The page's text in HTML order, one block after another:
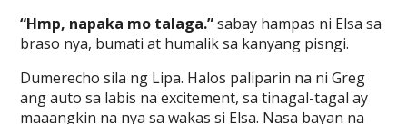
“Hmp, napaka mo talaga.”sabay hampas ni Elsa sa
braso nya, bumati at humalik sa kanyang pisngi.
Dumerecho sila ng Lipa. Halos paliparin na ni Greg
ang auto sa labis na excitement, sa tinagal-tagal ay
maaangkin na nya sa wakas si Elsa. Nasa bayan na